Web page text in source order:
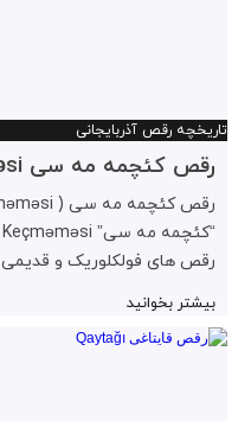
تاریخچه رقص آذربایجانی
رقص کئچمه مه سی Keçməməsi
رقص های فولکلوریک و قدیمی
بیشتر بخوانید